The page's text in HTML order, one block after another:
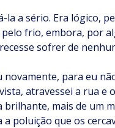
a sério. Era lógico,
frio, embora, por
sofrer de
novamente, para eu
atravessei a rua e
mais de um
que os